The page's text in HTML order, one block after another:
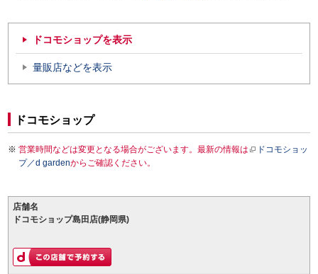
ドコモショップを表示
量販店などを表示
ドコモショップ
営業時間などは変更となる場合がございます。最新の情報は
ドコモショッ
プ／d gardenからご確認ください。
店舗名
ドコモショップ島田店(静岡県)